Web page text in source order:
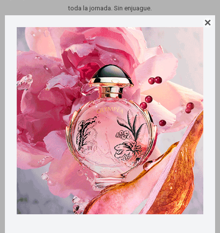

toda la jornada. Sin enjuague.
Variantes:
Métodos y costos de envío
Retiros gratuitos en tiendas
Productos que te pueden interesar